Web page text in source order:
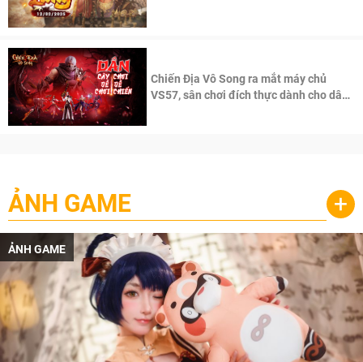
Chiến Địa Vô Song ra mắt máy chủ
VS57, sân chơi đích thực dành cho dân
ẢNH GAME +
ẢNH GAME